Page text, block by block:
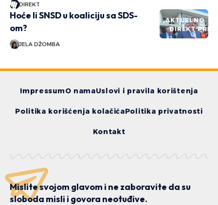
DIREKT
AKTUELNO
DIREKT PRIČE
Hoće li SNSD u koaliciju sa SDS-
om?
JELA DŽOMBA
ImpressumO namaUslovi i pravila korištenja
Politika korišćenja kolačićaPolitika privatnosti
Kontakt
Mislite svojom glavom i ne zaboravite da su
sloboda misli i govora neotuđive.